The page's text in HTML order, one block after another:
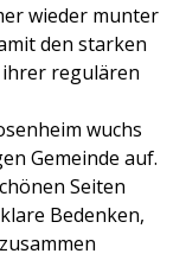
wieder munter
den starken
regulären
wuchs
Gemeinde auf.
Seiten
Bedenken,